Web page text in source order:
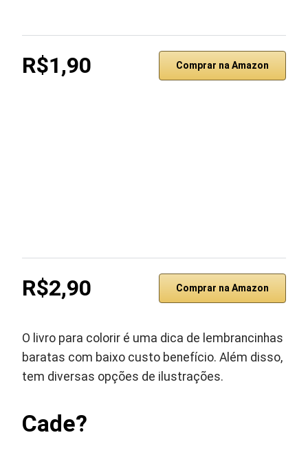
R$1,90 Comprar na Amazon
R$2,90 Comprar na Amazon
O livro para colorir é uma dica de lembrancinhas
baratas com baixo custo benefício. Além disso,
tem diversas opções de ilustrações.
Cade?